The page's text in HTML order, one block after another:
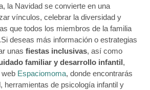
la Navidad se convierte en una
vínculos, celebrar la diversidad y
que todos los miembros de la familia
deseas más información o estrategias
unas fiestas inclusivas, así como
familiar y desarrollo infantil,
web Espaciomoma, donde encontrarás
herramientas de psicología infantil y